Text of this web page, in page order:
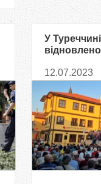
У
12.07.2023